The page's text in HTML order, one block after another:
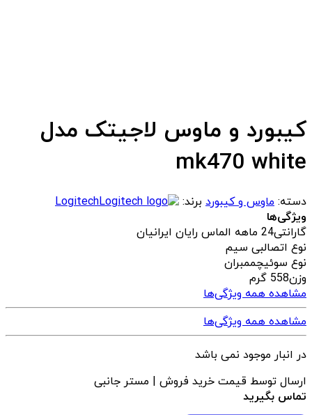
کیبورد و ماوس لاجیتک مدل
mk470 white
دسته: ماوس و کیبورد برند:
Logitech
ویژگی‌ها
گارانتی24 ماهه الماس رایان ایرانیان
نوع اتصالبی سیم
نوع سوئیچممبران
وزن558 گرم
مشاهده همه ویژگی‌ها
مشاهده همه ویژگی‌ها
در انبار موجود نمی باشد
ارسال توسط قیمت خرید فروش | مستر جانبی
تماس بگیرید